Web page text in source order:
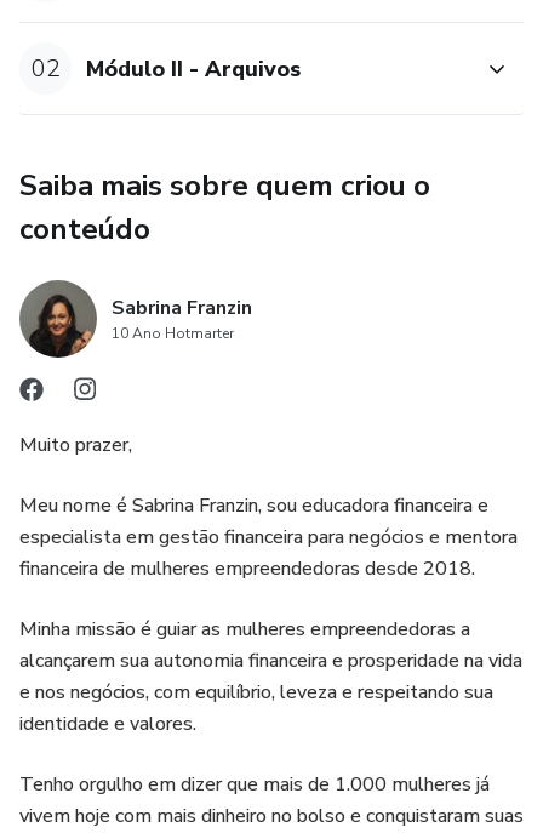
qualidade nos atendimentos da sua cliente.
02 Módulo II - Arquivos
Saiba mais sobre quem criou o
conteúdo
Sabrina Franzin
10 Ano Hotmarter
Muito prazer,
Meu nome é Sabrina Franzin, sou educadora financeira e
especialista em gestão financeira para negócios e mentora
financeira de mulheres empreendedoras desde 2018.
Minha missão é guiar as mulheres empreendedoras a
alcançarem sua autonomia financeira e prosperidade na vida
e nos negócios, com equilíbrio, leveza e respeitando sua
identidade e valores.
Tenho orgulho em dizer que mais de 1.000 mulheres já
vivem hoje com mais dinheiro no bolso e conquistaram suas